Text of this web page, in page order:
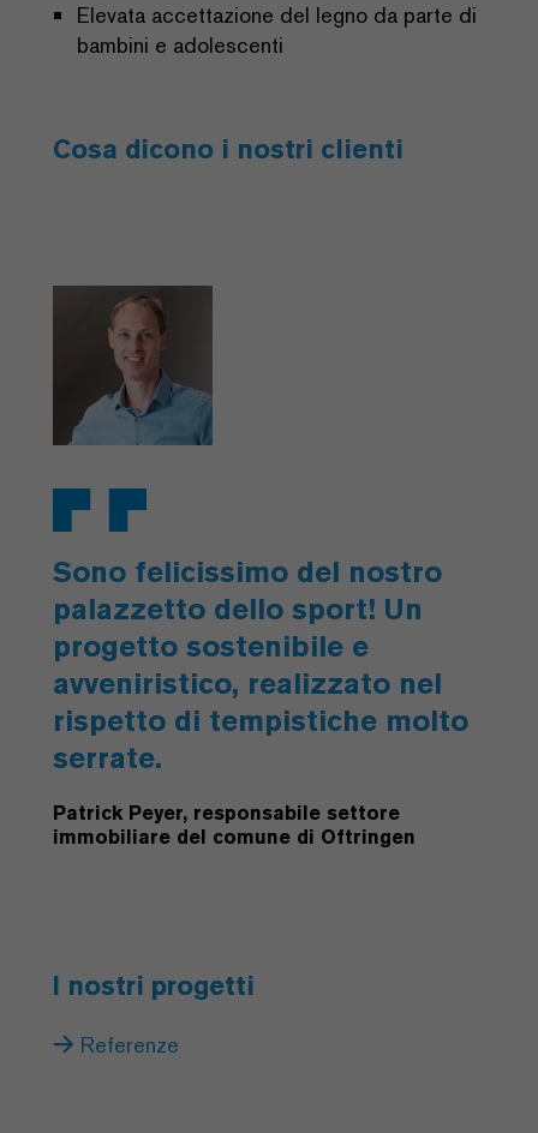
Elevata accettazione del legno da parte di
bambini e adolescenti
Cosa dicono i nostri clienti
Sono felicissimo del nostro
palazzetto dello sport! Un
progetto sostenibile e
avveniristico, realizzato nel
rispetto di tempistiche molto
serrate.
Patrick Peyer, responsabile settore
immobiliare del comune di Oftringen
I nostri progetti
Referenze